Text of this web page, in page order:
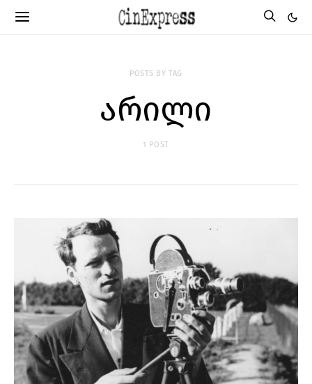
POSTS BY TAG
არილი
1 POST